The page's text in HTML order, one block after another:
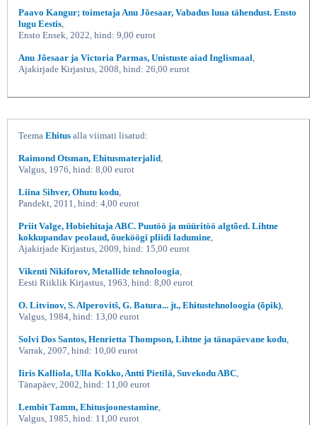
Paavo Kangur; toimetaja Anu Jõesaar, Vabadus luua tähendust. Ensto
lugu Eestis
Ensto Ensek, 2022, hind: 9,00 eurot
Anu Jõesaar ja Victoria Parmas, Unistuste aiad Inglismaal
Ajakirjade Kirjastus, 2008, hind: 26,00 eurot
Teema Ehitus alla viimati lisatud:
Raimond Otsman, Ehitusmaterjalid
Valgus, 1976, hind: 8,00 eurot
Liina Sihver, Ohutu kodu
Pandekt, 2011, hind: 4,00 eurot
Priit Valge, Hobiehitaja ABC. Puutöö ja müüritöö algtõed. Lihtne
kokkupandav peolaud, õueköögi pliidi ladumine
Ajakirjade Kirjastus, 2009, hind: 15,00 eurot
Vikenti Nikiforov, Metallide tehnoloogia
Eesti Riiklik Kirjastus, 1963, hind: 8,00 eurot
O. Litvinov, S. Alperovitš, G. Batura... jt., Ehitustehnoloogia (õpik)
Valgus, 1984, hind: 13,00 eurot
Solvi Dos Santos, Henrietta Thompson, Lihtne ja tänapäevane kodu
Varrak, 2007, hind: 10,00 eurot
Iiris Kalliola, Ulla Kokko, Antti Pietilä, Suvekodu ABC
Tänapäev, 2002, hind: 11,00 eurot
Lembit Tamm, Ehitusjoonestamine
Valgus, 1985, hind: 11,00 eurot